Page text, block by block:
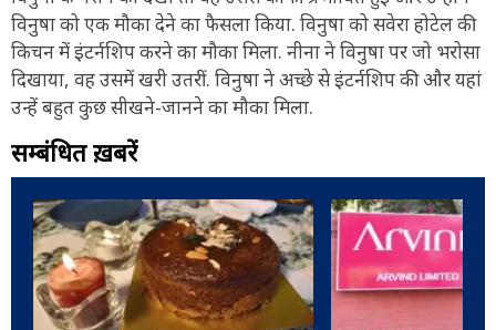
विनुषा को एक मौका देने का फैसला किया. विनुषा को सवेरा होटेल की
किचन में इंटर्नशिप करने का मौका मिला. नीना ने विनुषा पर जो भरोसा
दिखाया, वह उसमें खरी उतरीं. विनुषा ने अच्छे से इंटर्नशिप की और यहां
उन्हें बहुत कुछ सीखने-जानने का मौका मिला.
सम्बंधित ख़बरें